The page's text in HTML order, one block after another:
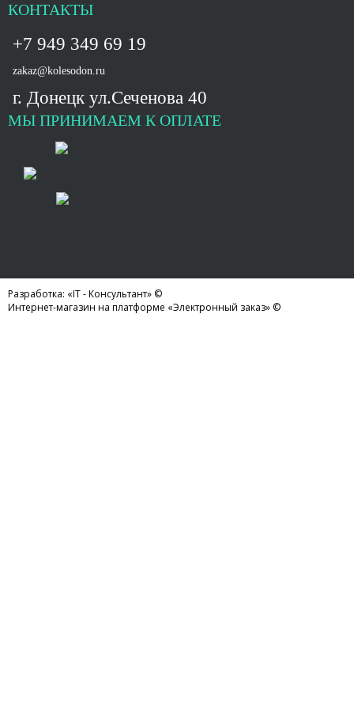
КОНТАКТЫ
+7 949 349 69 19
zakaz@kolesodon.ru
г. Донецк ул.Сеченова 40
МЫ ПРИНИМАЕМ К ОПЛАТЕ
Разработка: «IT - Консультант» ©
Интернет-магазин на платформе «Электронный заказ» ©